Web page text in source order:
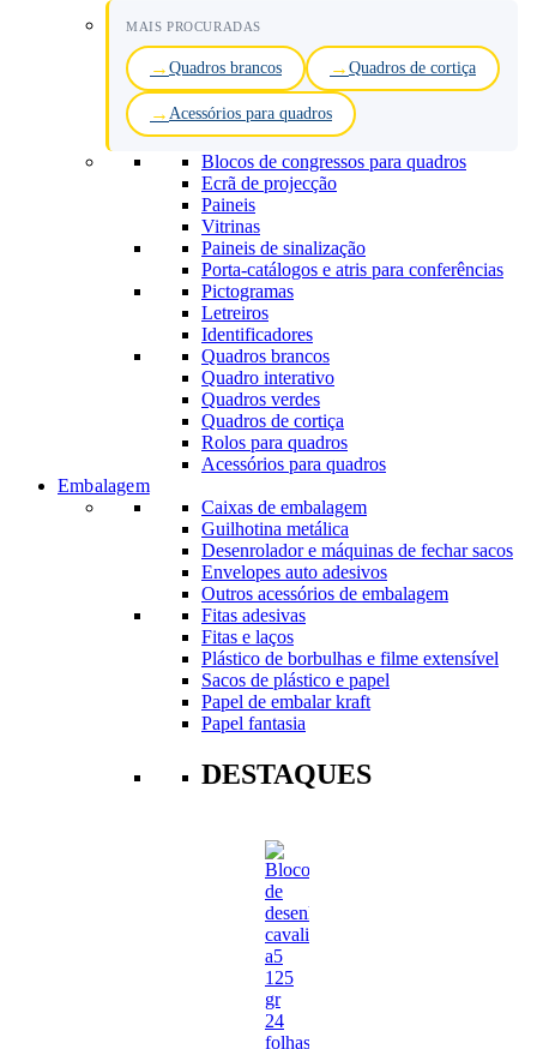
MAIS PROCURADAS
Quadros brancos Quadros de cortiça
Acessórios para quadros
Blocos de congressos para quadros
Ecrã de projecção
Paineis
Vitrinas
Paineis de sinalização
Porta-catálogos e atris para conferências
Pictogramas
Letreiros
Identificadores
Quadros brancos
Quadro interativo
Quadros verdes
Quadros de cortiça
Rolos para quadros
Acessórios para quadros
Embalagem
Caixas de embalagem
Guilhotina metálica
Desenrolador e máquinas de fechar sacos
Envelopes auto adesivos
Outros acessórios de embalagem
Fitas adesivas
Fitas e laços
Plástico de borbulhas e filme extensível
Sacos de plástico e papel
Papel de embalar kraft
Papel fantasia
DESTAQUES